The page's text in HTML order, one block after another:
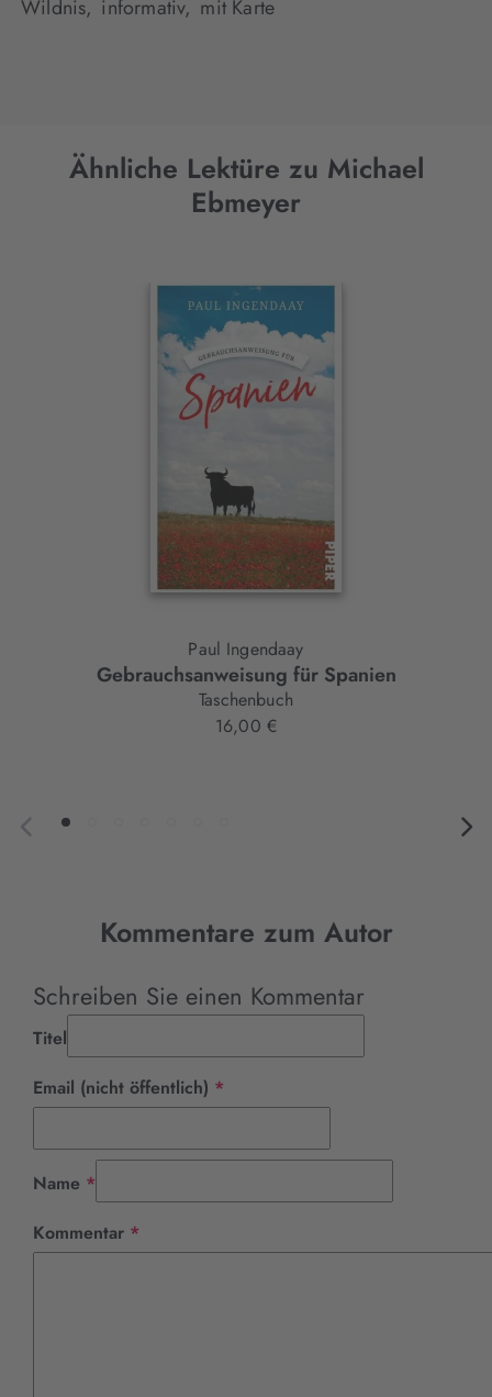
Wildnis, informativ, mit Karte
Ähnliche Lektüre zu Michael
Ebmeyer
Paul Ingendaay
Gebrauchsanweisung für Spanien
Taschenbuch
16,00 €
Kommentare zum Autor
Schreiben Sie einen Kommentar
Titel
Email (nicht öffentlich) *
Name *
Kommentar *